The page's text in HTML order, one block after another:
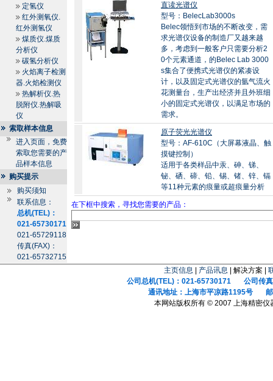
定氢仪
红外测氧仪.
红外测氢仪
煤质仪.煤质
分析仪
碳氢分析仪
火焰离子检测
器.火焰检测仪
热解析仪.热
脱附仪.热解吸
仪
索取样本信息
进入页面，免费
索取您需要的产
品样本信息
购买提示
购买须知
联系信息：
总机(TEL)：
021-65730171
021-65729118
传真(FAX)：
021-65732715
直读光谱仪
型号：BelecLab3000s
Belec领悟到市场的不断改变，需
求光谱仪设备的制造厂又越来越
多，考虑到一般客户只需要分析2
0个元素通道，的Belec Lab 3000
s集合了便携式光谱仪的紧凑设
计，以及固定式光谱仪的氩气流火
花测量台，生产出经济并且外班细
小的固定式光谱仪，以满足市场的
需求。
原子荧光光谱仪
型号：AF-610C（大屏幕液晶、触
摸键控制）
适用于各类样品中汞、砷、锑、
铋、硒、碲、铅、锡、锗、锌、镉
等11种元素的痕量或超痕量分析
在下框中搜索，寻找您需要的产品：
主页信息 产品讯息 | 解决方案 |
公司总机(TEL)：021-65730171 公司传真
通讯地址：上海市平凉路1195号 邮
本网站版权所有 © 2007 上海精密仪